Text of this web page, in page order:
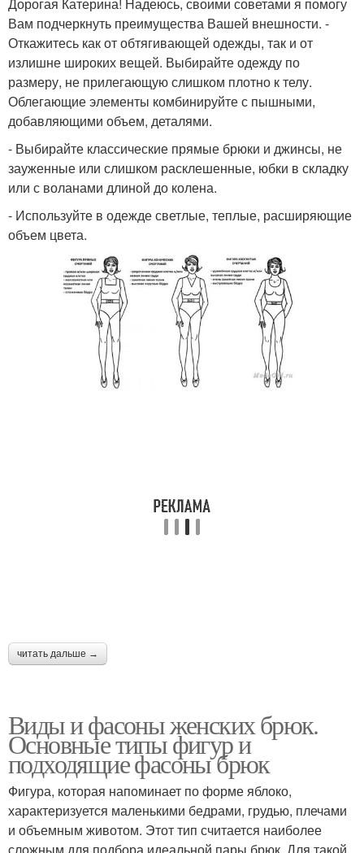
Вам подчеркнуть преимущества Вашей внешности. -
Откажитесь как от обтягивающей одежды, так и от
излишне широких вещей. Выбирайте одежду по
размеру, не прилегающую слишком плотно к телу.
Облегающие элементы комбинируйте с пышными,
добавляющими объем, деталями.
- Выбирайте классические прямые брюки и джинсы, не
зауженные или слишком расклешенные, юбки в складку
или с воланами длиной до колена.
- Используйте в одежде светлые, теплые, расширяющие
объем цвета.
читать дальше →
Виды и фасоны женских брюк.
Основные типы фигур и
подходящие фасоны брюк
Фигура, которая напоминает по форме яблоко,
характеризуется маленькими бедрами, грудью, плечами
и объемным животом. Этот тип считается наиболее
сложным для подбора идеальной пары брюк. Для такой